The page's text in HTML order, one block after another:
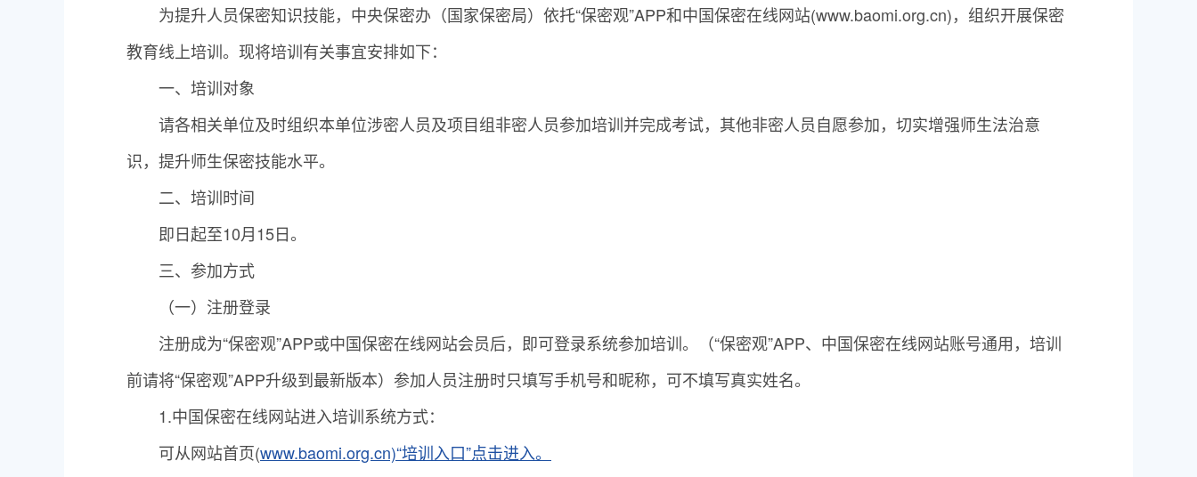
为提升人员保密知识技能，中央保密办（国家保密局）依托“保密观”APP和中国保密在线网站(www.baomi.org.cn)，组织开展保密
教育线上培训。现将培训有关事宜安排如下：
一、培训对象
请各相关单位及时组织本单位涉密人员及项目组非密人员参加培训并完成考试，其他非密人员自愿参加，切实增强师生法治意
识，提升师生保密技能水平。
二、培训时间
即日起至10月15日。
三、参加方式
（一）注册登录
注册成为“保密观”APP或中国保密在线网站会员后，即可登录系统参加培训。（“保密观”APP、中国保密在线网站账号通用，培训
前请将“保密观”APP升级到最新版本）参加人员注册时只填写手机号和昵称，可不填写真实姓名。
1.中国保密在线网站进入培训系统方式：
可从网站首页(www.baomi.org.cn)“培训入口”点击进入。